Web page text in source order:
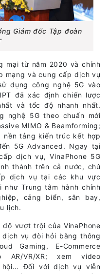
Giám đốc Tập đoàn
mại từ năm 2020 và chính
mạng và cung cấp dịch vụ
dụng công nghệ 5G vào
đã xác định chiến lược
và tốc độ nhanh nhất.
nghệ 5G theo chuẩn mới
MIMO & Beamforming;
nền tảng kiến trúc kết hợp
5G Advanced. Ngay tại
dịch vụ, VinaPhone 5G
thành trên cả nước, chú
dịch vụ tại các khu vực
Trung tâm hành chính
cảng biển, sân bay,
lịch.
vượt trội của VinaPhone
vụ đòi hỏi băng thông
Gaming, E-Commerce
VR/XR; xem video
hội… Đối với dịch vụ viễn